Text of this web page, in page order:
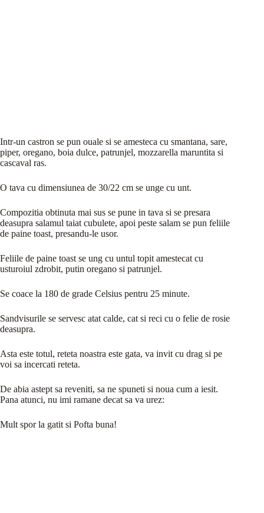
Intr-un castron se pun ouale si se amesteca cu smantana, sare,
piper, oregano, boia dulce, patrunjel, mozzarella maruntita si
cascaval ras.
O tava cu dimensiunea de 30/22 cm se unge cu unt.
Compozitia obtinuta mai sus se pune in tava si se presara
deasupra salamul taiat cubulete, apoi peste salam se pun feliile
de paine toast, presandu-le usor.
Feliile de paine toast se ung cu untul topit amestecat cu
usturoiul zdrobit, putin oregano si patrunjel.
Se coace la 180 de grade Celsius pentru 25 minute.
Sandvisurile se servesc atat calde, cat si reci cu o felie de rosie
deasupra.
Asta este totul, reteta noastra este gata, va invit cu drag si pe
voi sa incercati reteta.
De abia astept sa reveniti, sa ne spuneti si noua cum a iesit.
Pana atunci, nu imi ramane decat sa va urez:
Mult spor la gatit si Pofta buna!